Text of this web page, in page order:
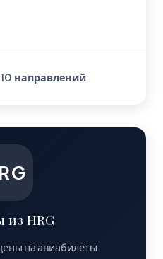
направлений
из HRG
на авиабилеты